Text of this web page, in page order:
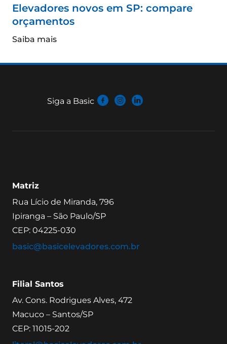
Elevadores novos em SP: compare
orçamentos
Saiba mais
Siga a Basic
Matriz
Rua Lício de Miranda, 796
Ipiranga – São Paulo/SP
CEP: 04225-030
basic@basicelevadores.com.br
Filial Santos
Av. Cons. Rodrigues Alves, 472
Macuco – Santos/SP
CEP: 11015-202